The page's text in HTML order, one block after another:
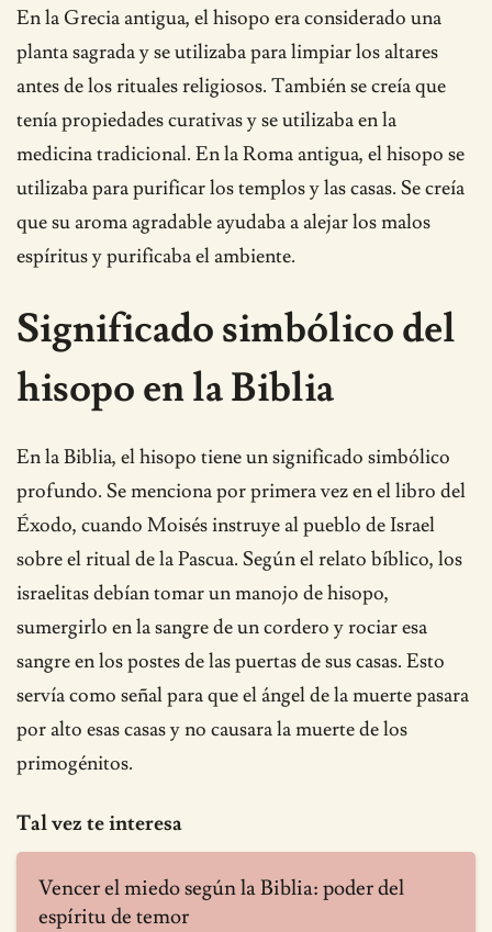
En la Grecia antigua, el hisopo era considerado una
planta sagrada y se utilizaba para limpiar los altares
antes de los rituales religiosos. También se creía que
tenía propiedades curativas y se utilizaba en la
medicina tradicional. En la Roma antigua, el hisopo se
utilizaba para purificar los templos y las casas. Se creía
que su aroma agradable ayudaba a alejar los malos
espíritus y purificaba el ambiente.
Significado simbólico del
hisopo en la Biblia
En la Biblia, el hisopo tiene un significado simbólico
profundo. Se menciona por primera vez en el libro del
Éxodo, cuando Moisés instruye al pueblo de Israel
sobre el ritual de la Pascua. Según el relato bíblico, los
israelitas debían tomar un manojo de hisopo,
sumergirlo en la sangre de un cordero y rociar esa
sangre en los postes de las puertas de sus casas. Esto
servía como señal para que el ángel de la muerte pasara
por alto esas casas y no causara la muerte de los
primogénitos.
Tal vez te interesa
Vencer el miedo según la Biblia: poder del
espíritu de temor